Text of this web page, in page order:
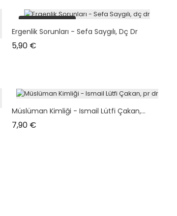
plus en stock
Ergenlik Sorunları - Sefa Saygılı, Dç Dr
5,90 €
Müslüman Kimliği - Ismail Lütfi Çakan,...
7,90 €